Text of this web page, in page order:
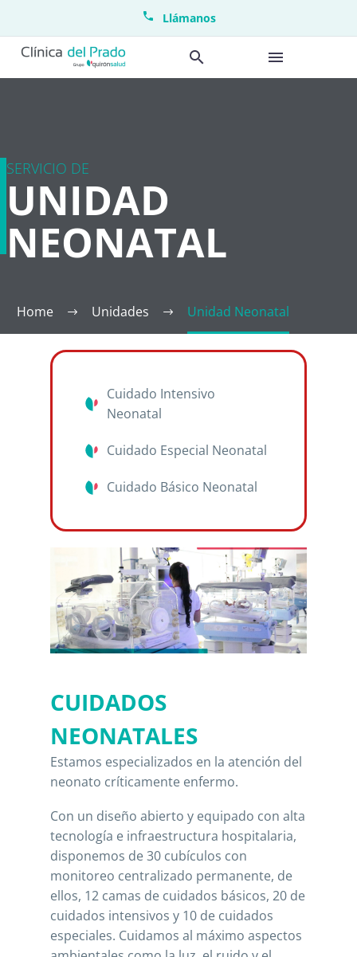
Llámanos
SERVICIO DE
UNIDAD
NEONATAL
Home Unidades Unidad Neonatal
Cuidado Intensivo
Neonatal
Cuidado Especial Neonatal
Cuidado Básico Neonatal
CUIDADOS
NEONATALES
Estamos especializados en la atención del
neonato críticamente enfermo.
Con un diseño abierto y equipado con alta
tecnología e infraestructura hospitalaria,
disponemos de 30 cubículos con
monitoreo centralizado permanente, de
ellos, 12 camas de cuidados básicos, 20 de
cuidados intensivos y 10 de cuidados
especiales. Cuidamos al máximo aspectos